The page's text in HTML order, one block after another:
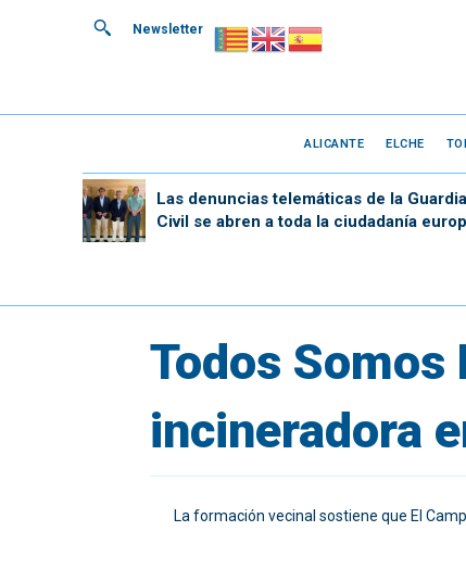
Newsletter
ALICANTE ELCHE
Las denuncias telemáticas de la Guardia
Civil se abren a toda la ciudadanía
Todos Somos
incineradora
La formación vecinal sostiene que El